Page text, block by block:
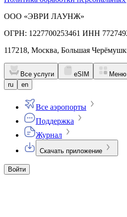
ООО «ЭВРИ ЛАУНЖ»
ОГРН: 1227700253461 ИНН
117218, Москва, Большая
Все услуги eSIM
Меню
ru
en
Все аэропорты
Поддержка
Журнал
Скачать приложение
Войти